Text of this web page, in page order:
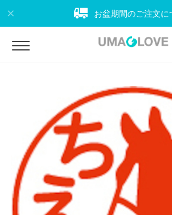
お盆期間のご注文に